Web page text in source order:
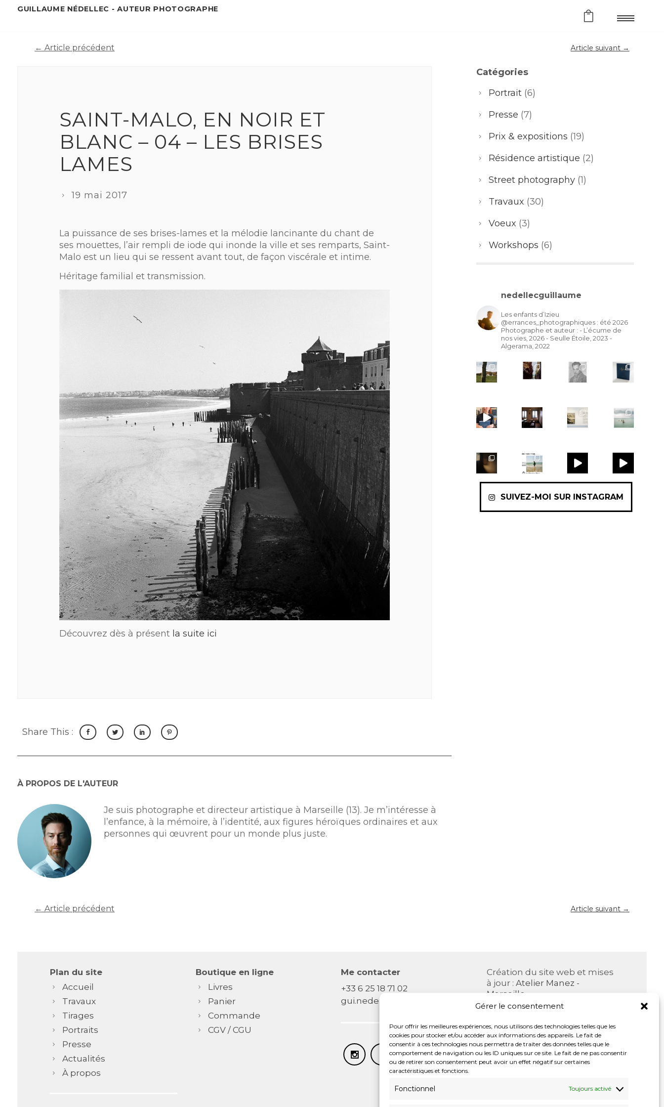
Gérer le consentement
Pour offrir les meilleures expériences, nous utilisons des technologies telles que les
cookies pour stocker et/ou accéder aux informations des appareils. Le fait de
consentir à ces technologies nous permettra de traiter des données telles que le
comportement de navigation ou les ID uniques sur ce site. Le fait de ne pas consentir
ou de retirer son consentement peut avoir un effet négatif sur certaines
caractéristiques et fonctions.
Fonctionnel Toujours activé
GUILLAUME NÉDELLEC -AUTEUR PHOTOGRAPHE
← Article précédent Article suivant →
SAINT-MALO, EN NOIR ET
BLANC – 04 – LES BRISES
LAMES
19 mai 2017
La puissance de ses brises-lames et la mélodie lancinante du chant de
ses mouettes, l’air rempli de iode qui inonde la ville et ses remparts, Saint-
Malo est un lieu qui se ressent avant tout, de façon viscérale et intime.
Héritage familial et transmission.
Découvrez dès à présent la suite ici
Share This :
À PROPOS DE L'AUTEUR
Je suis photographe et directeur artistique à Marseille (13). Je m’intéresse à
l’enfance, à la mémoire, à l’identité, aux figures héroïques ordinaires et aux
personnes qui œuvrent pour un monde plus juste.
Catégories
Portrait (6)
Presse (7)
Prix & expositions (19)
Résidence artistique (2)
Street photography (1)
Travaux (30)
Voeux (3)
Workshops (6)
nedellecguillaume
Les enfants d’Izieu
@errances_photographiques : été 2026
Photographe et auteur : - L’écume de
nos vies, 2026- Seulle Étoile, 2023 -
Algerama, 2022
SUIVEZ-MOI SUR INSTAGRAM
← Article précédent Article suivant →
Plan du site
Accueil
Travaux
Tirages
Portraits
Presse
Actualités
À propos
Boutique en ligne
Livres
Panier
Commande
CGV / CGU
Me contacter
+33 6 25 18 71 02
gui.nedellec[@]gmail.com
Création du site web et mises
à jour : Atelier Manez -
Marseille
WordPress